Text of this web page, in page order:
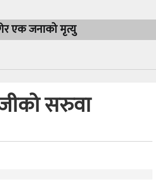
एक जनाको मृत्यु
सरुवा